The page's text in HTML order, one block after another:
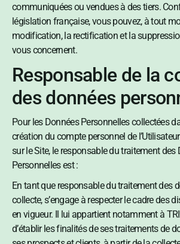
communiquées ou vendues à des tiers.
législation française, vous pouvez, à tout
modification, la rectification et la
vous concernent.
Responsable de la
des données
Pour les Données Personnelles collectées
création du compte personnel de
sur le Site, le responsable du traitement des
Personnelles est :
En tant que responsable du traitement des
collecte, s’engage à respecter le cadre des
en vigueur. Il lui appartient notamment à
d’établir les finalités de ses traitements de